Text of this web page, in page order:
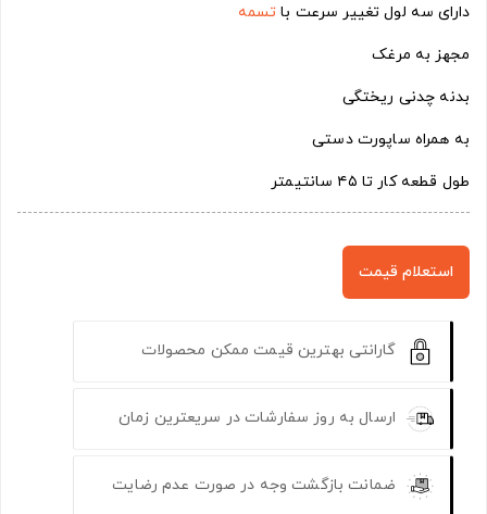
دارای سه لول تغییر سرعت با تسمه
مجهز به مرغک
بدنه چدنی ریختگی
به همراه ساپورت دستی
طول قطعه کار تا ۴۵ سانتیمتر
استعلام قیمت
گارانتی بهترین قیمت ممکن محصولات
ارسال به روز سفارشات در سریعترین زمان
ضمانت بازگشت وجه در صورت عدم رضایت